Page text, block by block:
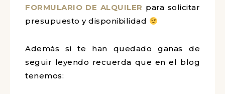
FORMULARIO DE ALQUILER para solicitar
presupuesto y disponibilidad
Además si te han quedado ganas de
seguir leyendo recuerda que en el blog
tenemos: